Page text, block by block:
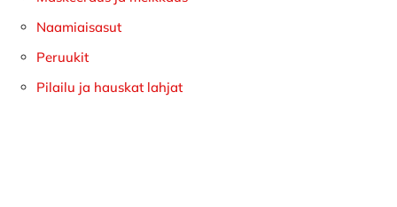
Naamiaisasut
Peruukit
Pilailu ja hauskat lahjat